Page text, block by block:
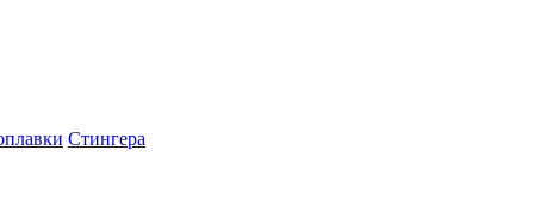
Стингера